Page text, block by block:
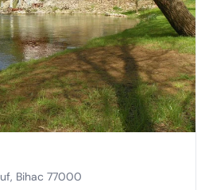
Bihac 77000